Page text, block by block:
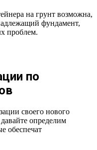
на грунт возможна,
фундамент,
проблем.
по
своего нового
определим
обеспечат